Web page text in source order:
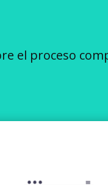
el proceso